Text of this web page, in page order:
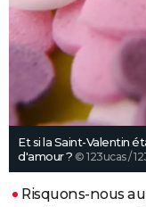
Et si la Saint-Valentin
d'amour ? © 123ucas /
Risquons-nous